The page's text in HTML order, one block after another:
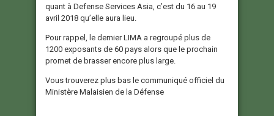
quant à Defense Services Asia, c’est du 16 au 19
avril 2018 qu’elle aura lieu.
Pour rappel, le dernier LIMA a regroupé plus de
1200 exposants de 60 pays alors que le prochain
promet de brasser encore plus large.
Vous trouverez plus bas le communiqué officiel du
Ministère Malaisien de la Défense